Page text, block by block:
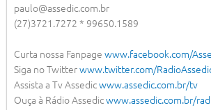
paulo@assedic.com.br
(27)3721.7272 * 99650.1589
Curta nossa Fanpage www.facebook.com/
Siga no Twitterwww.twitter.com/
Assista a Tv Assedicwww.assedic.com.br/tv
Ouça à Rádio Assedicwww.assedic.com.br/